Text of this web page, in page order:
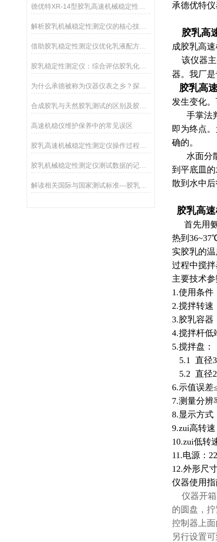
解析胶乳机械稳定性测定仪的核心技术：变频调速与动平衡
借助胶乳稳定性测定仪优化乳液配方设计
胶乳稳定性测定仪：综合评估胶乳化学与机械稳定性的设备
合成胶乳与天然胶乳测试的区别及胶乳机械稳定性测定仪选型
高速机稳仪维护保养中的常见误区
胶乳机械稳定性测定仪测试数据的记录、处理与报告
解读相关国际与国家测试标准---胶乳高速机械稳定性测定仪
承德优特
胶乳高
成胶乳高
该仪器主
器。我厂
胶乳高
发生变化
手掌法判
即为终点
确的。
水面分散
到平底皿
散到水中
胶乳高
首先用氨
热到
实胶乳的
过程中搅拌
主要技术
1.使用条
2.搅拌转速
3.胶乳容器
4.搅拌杆低
5.搅拌盘：
5.1 直径
5.2 直径
6.示值误差
7.测量分辨
8.显示方式
9.zui高转
10.zui低转
11.电源：
12.外形尺
仪器使用
仪器开箱
的圆盘，
控制器上
另行设置